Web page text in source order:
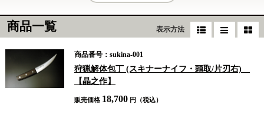
商品一覧 表示方法
商品番号：sukina-001
狩猟解体包丁 (スキナーナイフ・頭取/片刃右)
【晶之作】
販売価格 18,700 円（税込）